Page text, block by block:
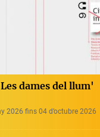
dames del llum'
2026 fins 04 d’octubre 2026